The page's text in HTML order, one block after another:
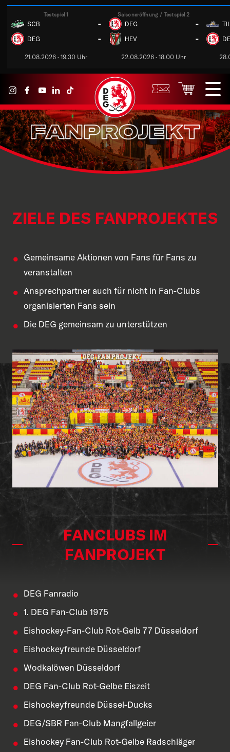
Testspiel 1
SCB -
DEG -
21.08.2026 · 19.30 Uhr
Saisoneröffnung / Testspiel 2
DEG -
HEV -
22.08.2026 · 18.00 Uhr
TIL
ZIELE DES FANPROJEKTES
Gemeinsame Aktionen von Fans für Fans zu
veranstalten
Ansprechpartner auch für nicht in Fan-Clubs
organisierten Fans sein
Die DEG gemeinsam zu unterstützen
FANCLUBS IM
FANPROJEKT
DEG Fanradio
1. DEG Fan-Club 1975
Eishockey-Fan-Club Rot-Gelb 77 Düsseldorf
Eishockeyfreunde Düsseldorf
Wodkalöwen Düsseldorf
DEG Fan-Club Rot-Gelbe Eiszeit
Eishockeyfreunde Düssel-Ducks
DEG/SBR Fan-Club Mangfallgeier
Eishockey Fan-Club Rot-Gelbe Radschläger